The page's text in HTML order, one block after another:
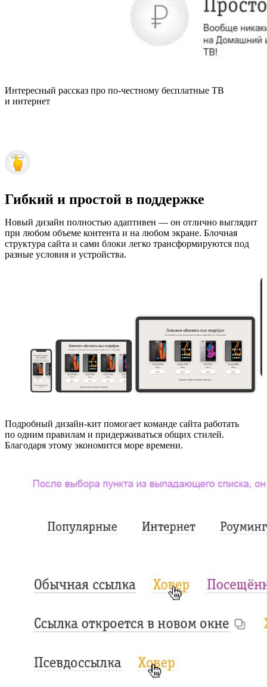
Интересный рассказ про по-честному бесплатные ТВ
и интернет
Гибкий и простой в поддержке
Новый дизайн полностью адаптивен — он отлично выглядит
при любом объеме контента и на любом экране. Блочная
структура сайта и сами блоки легко трансформируются под
разные условия и устройства.
Подробный дизайн-кит помогает команде сайта работать
по одним правилам и придерживаться общих стилей.
Благодаря этому экономится море времени.